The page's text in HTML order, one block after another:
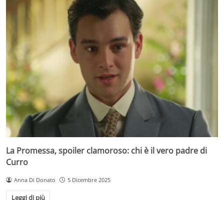
La Promessa, spoiler clamoroso: chi è il vero padre di
Curro
Anna Di Donato 5 Dicembre 2025
Leggi di più